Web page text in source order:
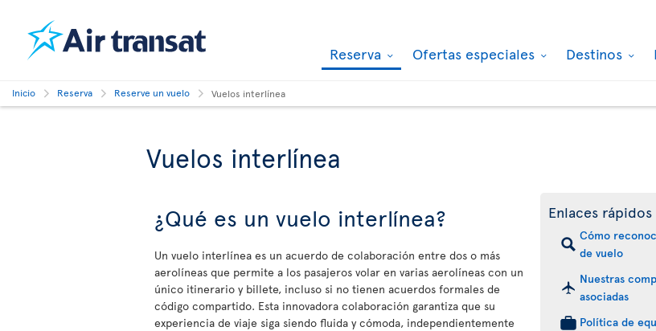
Reserva Ofertas especiales Destinos
Inicio Reserva Reserve un vuelo Vuelos interlínea
Vuelos interlínea
¿Qué es un vuelo interlínea?
Un vuelo interlínea es un acuerdo de colaboración entre dos o más
aerolíneas que permite a los pasajeros volar en varias aerolíneas con un
único itinerario y billete, incluso si no tienen acuerdos formales de
código compartido. Esta innovadora colaboración garantiza que su
experiencia de viaje siga siendo fluida y cómoda, independientemente
Enlaces rápidos
Cómo
de vuelo
Nuestras
asociadas
Política de